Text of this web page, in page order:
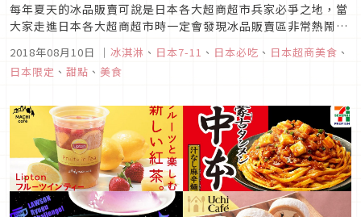
每年夏天的冰品販賣可說是日本各大超商超市兵家必爭之地，當
大家走進日本各大超商超市時一定會發現冰品販賣區非常熱鬧，
商品琳瑯滿目多采多姿。這篇文章將要特別介紹今年在冰品創意
新穎和受歡迎度頗高的日本7-11，今年又有甚麼特別與必吃商品
呢？看了這篇文章就知道了！
2018年08月10日 ｜ 冰淇淋 、 日本7-11 、 日本必吃 、 日本超商美食 、
日本限定 、 甜點 、 美食